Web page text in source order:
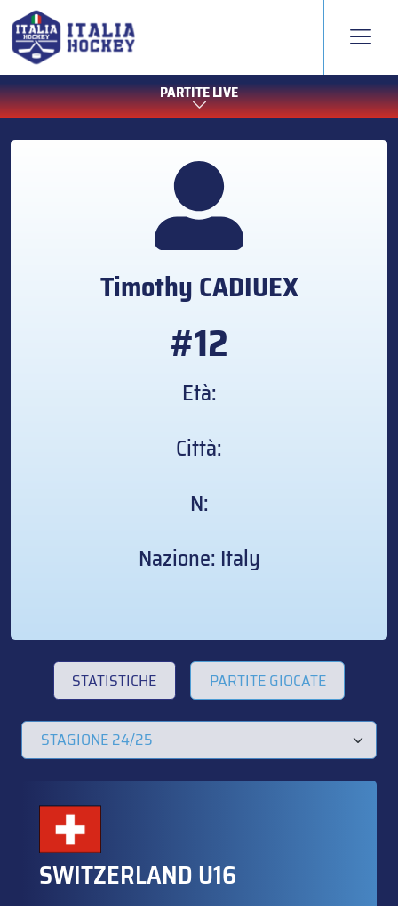
PARTITE LIVE
TimothyCADIUEX
#12
Età:
Città:
N:
Nazione: Italy
STATISTICHE PARTITE GIOCATE
SWITZERLAND U16